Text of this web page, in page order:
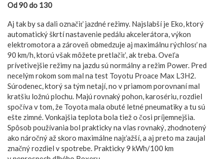
Od 90 do 130
Aj tak by sa dali označiť jazdné režimy. Najslabší je Eko, ktorý
automatický škrtí nastavenie pedálu akcelerátora, výkon
elektromotora a zároveň obmedzuje aj maximálnu rýchlosť na
90 km/h, ktorú však môžete pretlačiť, ak treba. Oveľa
prívetivejšie režimy na jazdu sú normálny a režim Power. Pred
necelým rokom som mal na test Toyotu Proace Max L3H2.
Súrodenec, ktorý sa tým netají, no v priamom porovnaní mal
kratšiu ložnú plochu. Majú rovnaký pohon, karosériu, rozdiel
spočíva v tom, že Toyota mala obuté letné pneumatiky a tu sú
ešte zimné. Vonkajšia teplota bola tiež o čosi príjemnejšia.
Spôsob používania bol prakticky na vlas rovnaký, zhodnotený
ako náročný až skoro maximálne najťažší, a aj preto ma zaujal
značný rozdiel v spotrebe. Prakticky 9 kWh/100 km